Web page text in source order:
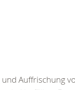
Auffrischung